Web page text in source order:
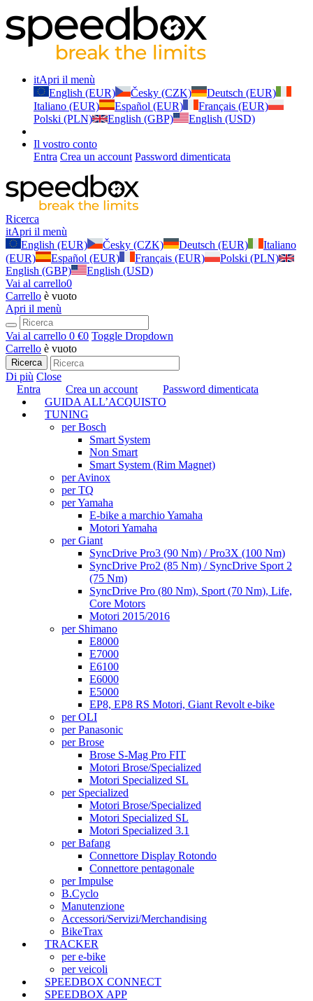
itApri il menù
English (EUR)
Česky (CZK)
Deutsch (EUR)
Italiano (EUR)
Español (EUR)
Français (EUR)
Polski (PLN)
English (GBP) English (USD)
Il vostro conto
Entra Crea un account Password dimenticata
Ricerca
itApri il menù
English (EUR)
Česky (CZK) Deutsch (EUR)
Italiano
(EUR)
Español (EUR) Français (EUR)
Polski (PLN)
English (GBP)
English (USD)
Vai al carrello0
Carrello è vuoto
Apri il menù
Vai al carrello 0 €0 Toggle Dropdown
Carrello è vuoto
Ricerca
Di più Close
Entra
Crea un account
Password dimenticata
GUIDA ALL’ACQUISTO
TUNING
per Bosch
Smart System
Non Smart
Smart System (Rim Magnet)
per Avinox
per TQ
per Yamaha
E-bike a marchio Yamaha
Motori Yamaha
per Giant
SyncDrive Pro3 (90 Nm) / Pro3X (100 Nm)
SyncDrive Pro2 (85 Nm) / SyncDrive Sport 2
(75 Nm)
SyncDrive Pro (80 Nm), Sport (70 Nm), Life,
Core Motors
Motori 2015/2016
per Shimano
E8000
E7000
E6100
E6000
E5000
EP8, EP8 RS Motori, Giant Revolt e-bike
per OLI
per Panasonic
per Brose
Brose S-Mag Pro FIT
Motori Brose/Specialized
Motori Specialized SL
per Specialized
Motori Brose/Specialized
Motori Specialized SL
Motori Specialized 3.1
per Bafang
Connettore Display Rotondo
Connettore pentagonale
per Impulse
B.Cyclo
Manutenzione
Accessori/Servizi/Merchandising
BikeTrax
TRACKER
per e-bike
per veicoli
SPEEDBOX CONNECT
SPEEDBOX APP